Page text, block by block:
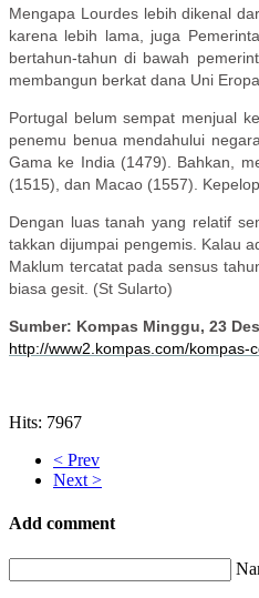
Mengapa Lourdes lebih dikenal
karena lebih lama, juga
bertahun-tahun di bawah
membangun berkat dana Uni
Portugal belum sempat menjual
penemu benua mendahului
Gama ke India (1479). Bahkan,
(1515), dan Macao (1557).
Dengan luas tanah yang relatif
takkan dijumpai pengemis. Kalau
Maklum tercatat pada sensus
biasa gesit. (St Sularto)
Sumber: Kompas Minggu, 23
http://www2.kompas.com/kompas-
Hits: 7967
< Prev
Next >
Add comment